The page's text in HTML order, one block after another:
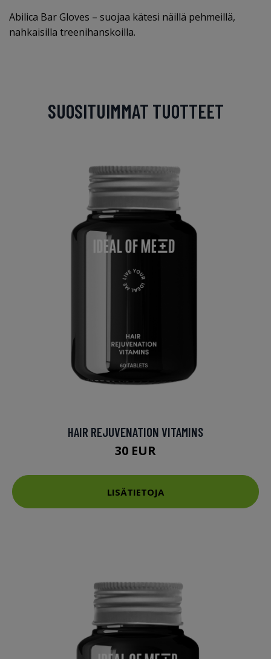
Abilica Bar Gloves – suojaa kätesi näillä pehmeillä,
nahkaisilla treenihanskoilla.
SUOSITUIMMAT TUOTTEET
HAIR REJUVENATION VITAMINS
30 EUR
LISÄTIETOJA